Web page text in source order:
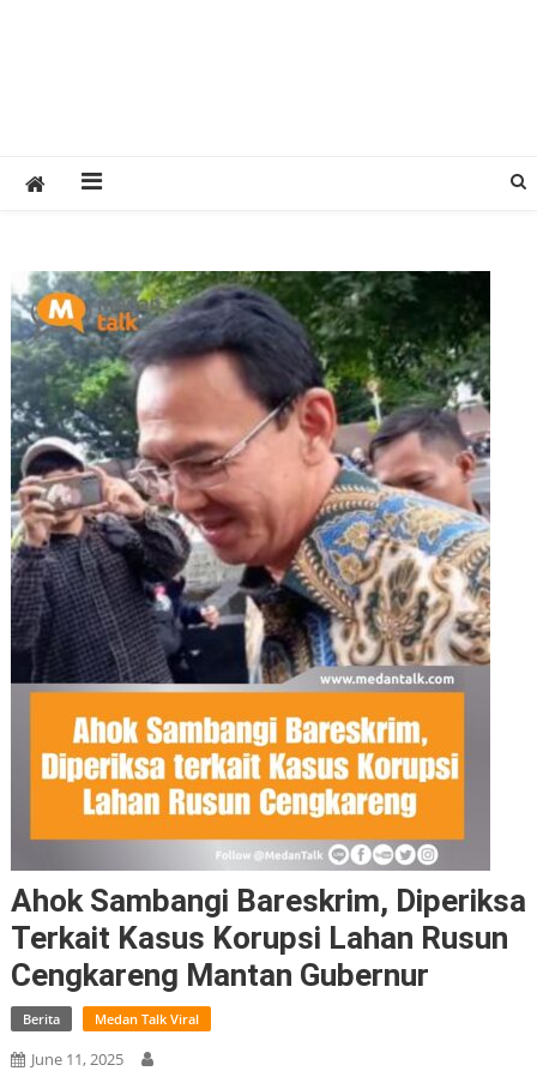
Ahok Sambangi Bareskrim, Diperiksa
Terkait Kasus Korupsi Lahan Rusun
Cengkareng Mantan Gubernur
Berita Medan Talk Viral
June 11, 2025